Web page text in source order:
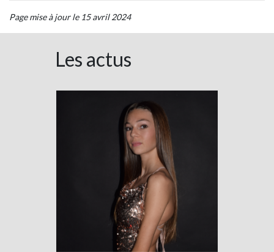
Page mise à jour le 15 avril 2024
Les actus